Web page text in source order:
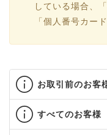
している場合、
「個人番号カー
お取引前のお客
すべてのお客様